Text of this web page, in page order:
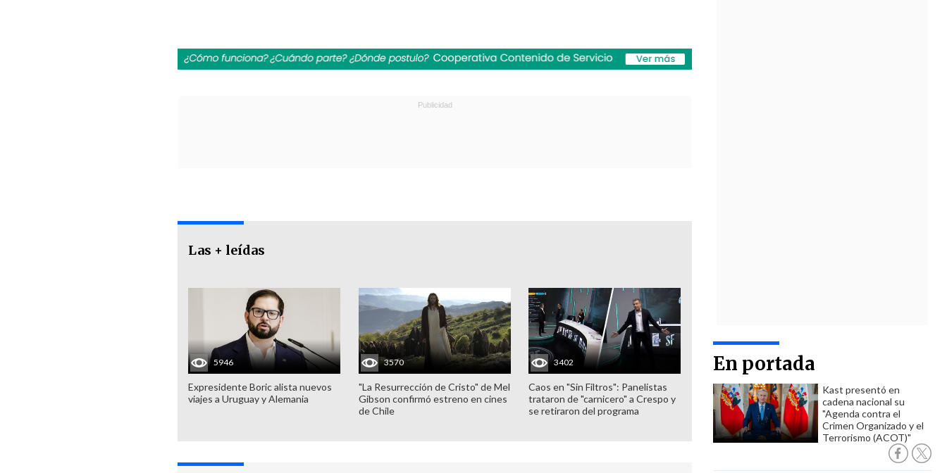
En portada
Kast presentó en
cadena nacional su
"Agenda contra el
Crimen Organizado y el
Terrorismo (ACOT)"
Las + leídas
5946
Expresidente Boric alista nuevos
viajes a Uruguay y Alemania
3570
"La Resurrección de Cristo" de Mel
Gibson confirmó estreno en cines
de Chile
3402
Caos en "Sin Filtros": Panelistas
trataron de "carnicero" a Crespo y
se retiraron del programa